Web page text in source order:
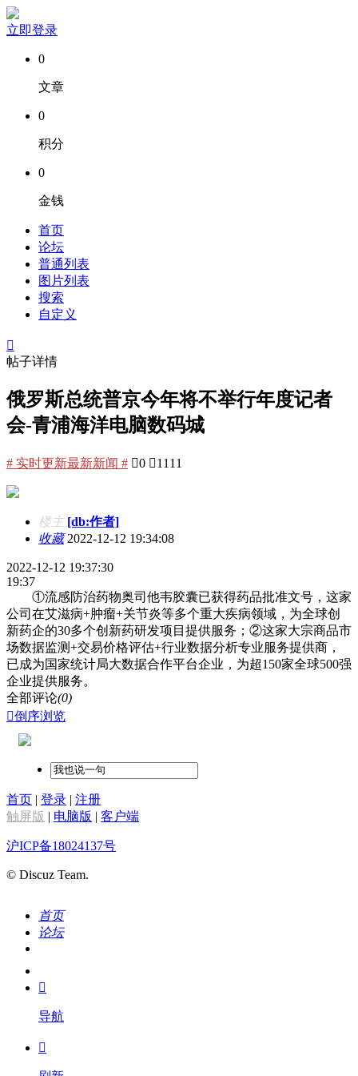
立即登录
0
文章
0
积分
0
金钱
首页
论坛
普通列表
图片列表
搜索
自定义

帖子详情
俄罗斯总统普京今年将不举行年度记者
会-青浦海洋电脑数码城
# 实时更新最新新闻 # 0 1111
楼主 [db:作者]
收藏2022-12-12 19:34:08
2022-12-12 19:37:30
19:37
①流感防治药物奥司他韦胶囊已获得药品批准文号，这家
公司在艾滋病+肿瘤+关节炎等多个重大疾病领域，为全球创
新药企的30多个创新药研发项目提供服务；②这家大宗商品市
场数据监测+交易价格评估+行业数据分析专业服务提供商，
已成为国家统计局大数据合作平台企业，为超150家全球500强
企业提供服务。
全部评论(0)
倒序浏览
首页 | 登录 | 注册
触屏版 | 电脑版 | 客户端
沪ICP备18024137号
© Discuz Team.
首页
论坛
我的

导航
